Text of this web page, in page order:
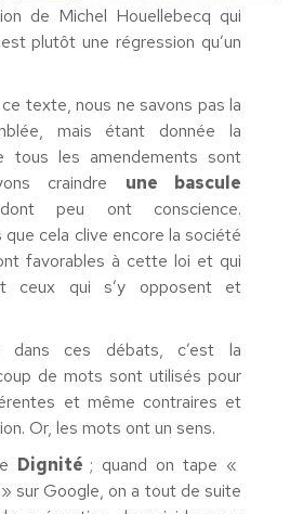
de Michel Houellebecq qui
plutôt une régression qu’un
texte, nous ne savons pas la
mais étant donnée la
tous les amendements sont
craindre une bascule
peu ont conscience.
que cela clive encore la société
favorables à cette loi et qui
ceux qui s’y opposent et
ces débats, c’est la
de mots sont utilisés pour
et même contraires et
Or, les mots ont un sens.
Dignité ; quand on tape «
sur Google, on a tout de suite